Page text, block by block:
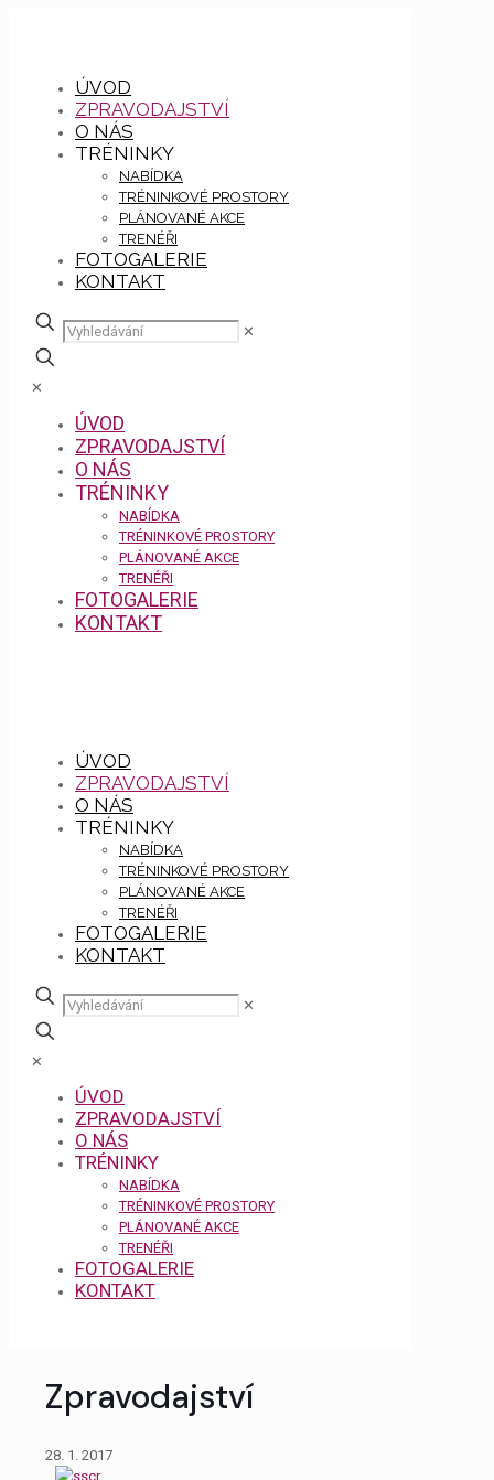
ÚVOD
ZPRAVODAJSTVÍ
O NÁS
TRÉNINKY
NABÍDKA
TRÉNINKOVÉ PROSTORY
PLÁNOVANÉ AKCE
TRENÉŘI
FOTOGALERIE
KONTAKT
✕
✕
ÚVOD
ZPRAVODAJSTVÍ
O NÁS
TRÉNINKY
NABÍDKA
TRÉNINKOVÉ PROSTORY
PLÁNOVANÉ AKCE
TRENÉŘI
FOTOGALERIE
KONTAKT
ÚVOD
ZPRAVODAJSTVÍ
O NÁS
TRÉNINKY
NABÍDKA
TRÉNINKOVÉ PROSTORY
PLÁNOVANÉ AKCE
TRENÉŘI
FOTOGALERIE
KONTAKT
✕
✕
ÚVOD
ZPRAVODAJSTVÍ
O NÁS
TRÉNINKY
NABÍDKA
TRÉNINKOVÉ PROSTORY
PLÁNOVANÉ AKCE
TRENÉŘI
FOTOGALERIE
KONTAKT
Zpravodajství
28. 1. 2017